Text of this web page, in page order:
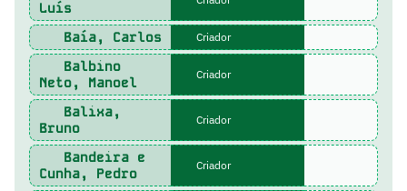
Luís
Baía, Carlos Criador
Balbino
Neto, Manoel
Criador
Balixa,
Bruno
Criador
Bandeira e
Cunha, Pedro
Criador